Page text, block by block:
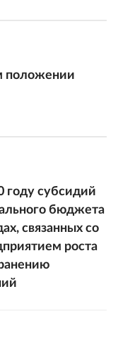
положении
году субсидий
бюджета
связанных со
роста